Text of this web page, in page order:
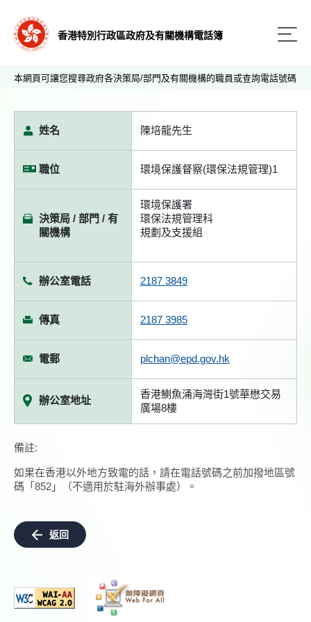
香港特別行政區政府及有關機構電話簿
本網頁可讓您搜尋政府各決策局/部門及有關機構的職員或查詢電話號碼
姓名 陳培龍先生
職位 環境保護督察(環保法規管理)1
決策局 / 部門 / 有
關機構
環境保護署
環保法規管理科
規劃及支援組
辦公室電話 2187 3849
傳真 2187 3985
電郵 plchan@epd.gov.hk
辦公室地址
香港鰂魚涌海灣街1號華懋交易
廣場8樓
備註:
如果在香港以外地方致電的話，請在電話號碼之前加撥地區號
碼「852」（不適用於駐海外辦事處）。
返回